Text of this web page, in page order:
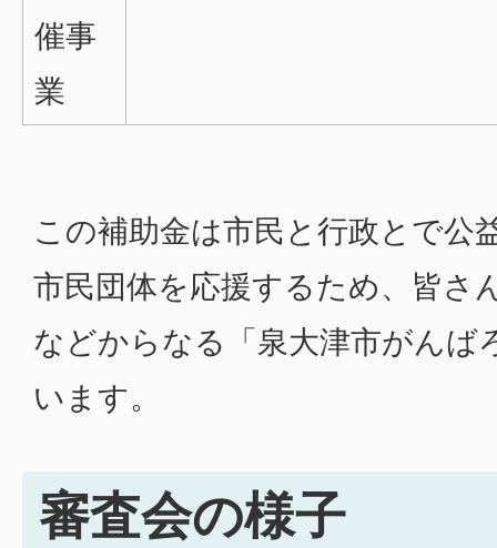
催事
業
この補助金は市民と行政とで公
市民団体を応援するため、皆さ
などからなる「泉大津市がんば
います。
審査会の様子